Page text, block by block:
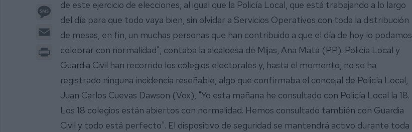
Message
Print
de este ejercicio de elecciones, al igual que la Policía Local, que está trabajando a lo largo
del día para que todo vaya bien, sin olvidar a Servicios Operativos con toda la distribución
de mesas, en fin, un muchas personas que han contribuido a que el día de hoy lo podamos
celebrar con normalidad", contaba la alcaldesa de Mijas, Ana Mata (PP). Policía Local y
Guardia Civil han recorrido los colegios electorales y, hasta el momento, no se ha
registrado ninguna incidencia reseñable, algo que confirmaba el concejal de Policía Local,
Juan Carlos Cuevas Dawson (Vox), "Yo esta mañana he consultado con Policía Local la 18.
Los 18 colegios están abiertos con normalidad. Hemos consultado también con Guardia
Civil y todo está perfecto". El dispositivo de seguridad se mantendrá activo durante toda